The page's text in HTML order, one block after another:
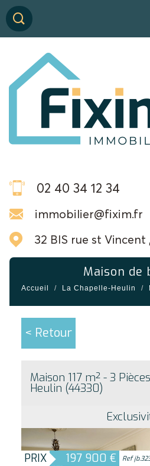
02 40 34 12 34
immobilier@fixim.fr
32 BIS rue st
maison
Accueil La Chapelle-Heulin
< Retour
Maison 117 m² - 3
Heulin (44330)
PRIX 197 900 € Ref